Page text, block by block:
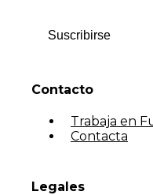
Suscribirse
Contacto
Trabaja en
Contacta
Legales